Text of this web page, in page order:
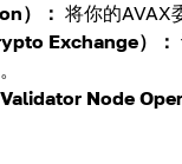
）： 将你的AVAX
Exchange）：
Node